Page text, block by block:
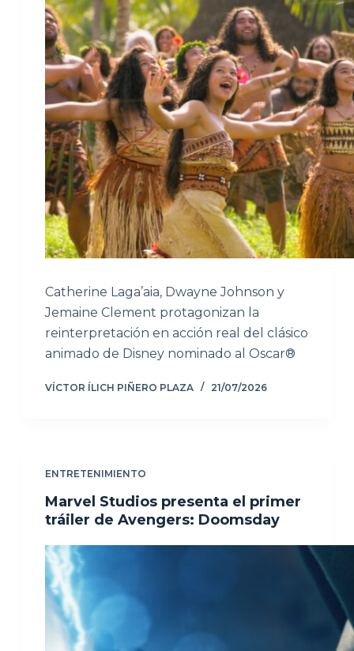
Catherine Laga’aia, Dwayne Johnson y
Jemaine Clement protagonizan la
reinterpretación en acción real del clásico
animado de Disney nominado al Oscar®
VÍCTOR ÍLICH PIÑERO PLAZA 21/07/2026
ENTRETENIMIENTO
Marvel Studios presenta el primer
tráiler de Avengers: Doomsday